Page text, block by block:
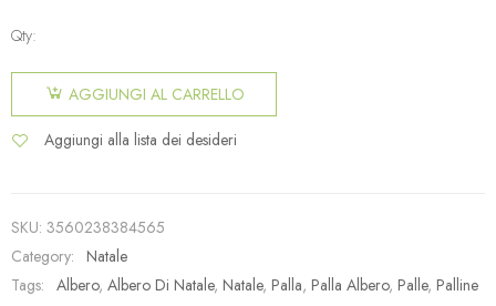
Qty:
AGGIUNGI AL CARRELLO
Aggiungi alla lista dei desideri
SKU: 3560238384565
Category: Natale
Tags: Albero, Albero Di Natale, Natale, Palla, Palla Albero, Palle, Palline